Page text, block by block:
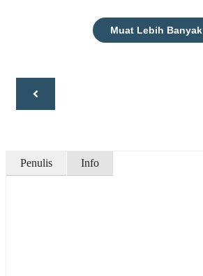
Muat Lebih Banyak
Penulis Info